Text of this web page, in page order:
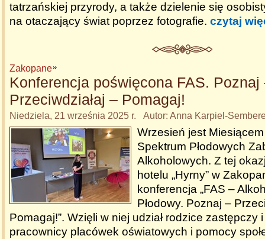
tatrzańskiej przyrody, a także dzielenie się
na otaczający świat poprzez fotografie. czytaj
Zakopane
Konferencja poświęcona FAS. Poznaj
Przeciwdziałaj – Pomagaj!
Niedziela, 21 września 2025 r. Autor: Anna Karpiel-
Wrzesień jest
Spektrum Płodowych
Alkoholowych. Z tej
hotelu „Hyrny” w
konferencja „FAS –
Płodowy. Poznaj –
Pomagaj!”. Wzięli w niej udział rodzice zastępczy
pracownicy placówek oświatowych i pomocy